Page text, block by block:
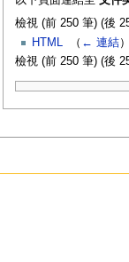
檢視 (前 250 筆) (後
HTML‎ （ ← 連結）
檢視 (前 250 筆) (後